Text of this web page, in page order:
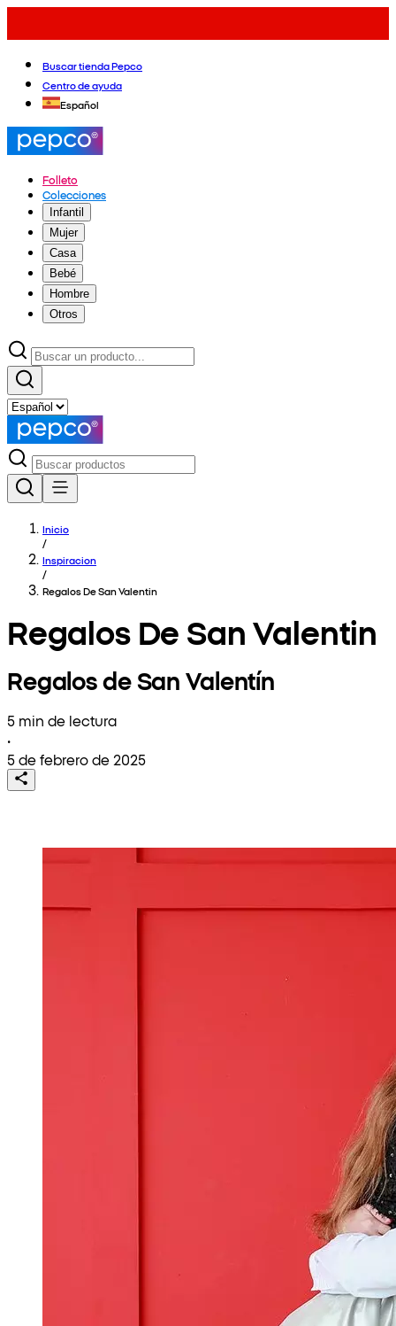
Buscar tienda Pepco
Centro de ayuda
Español
Folleto
Colecciones
Infantil
Mujer
Casa
Bebé
Hombre
Otros
Inicio
/
Inspiracion
/
Regalos De San Valentin
Regalos De San Valentin
Regalos de San Valentín
5 min de lectura
•
5 de febrero de 2025